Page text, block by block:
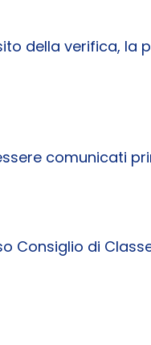
della verifica,
comunicati
Consiglio di